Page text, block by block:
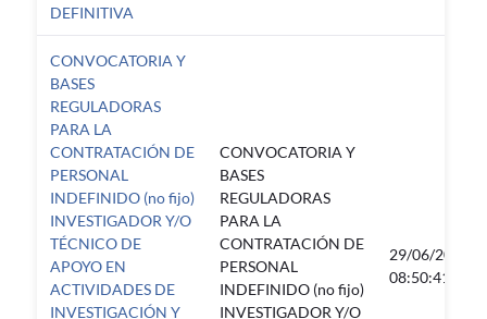
DEFINITIVA
CONVOCATORIA Y
BASES
REGULADORAS
PARA LA
CONTRATACIÓN DE
PERSONAL
INDEFINIDO (no fijo)
INVESTIGADOR Y/O
TÉCNICO DE
APOYO EN
ACTIVIDADES DE
INVESTIGACIÓN Y
CONVOCATORIA Y
BASES
REGULADORAS
PARA LA
CONTRATACIÓN DE
PERSONAL
INDEFINIDO (no fijo)
INVESTIGADOR Y/O
29/06/2026
08:50:41